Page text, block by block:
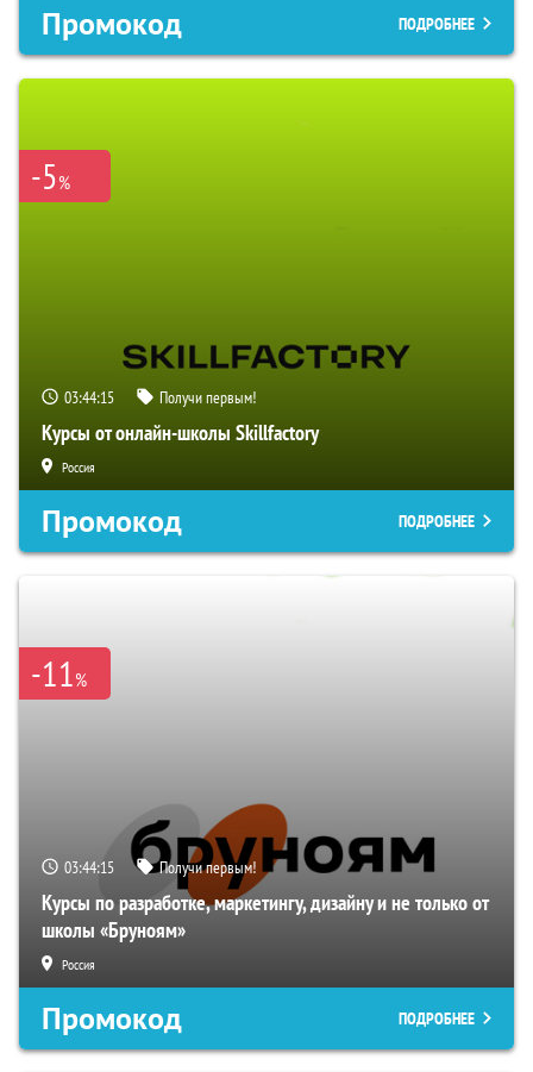
Промокод ПОДРОБНЕЕ
-5%
03:44:15 Получи первым!
Курсы от онлайн-школы Skillfactory
Россия
Промокод ПОДРОБНЕЕ
-11%
03:44:15 Получи первым!
Курсы по разработке, маркетингу, дизайну и не только от
школы «Бруноям»
Россия
Промокод ПОДРОБНЕЕ